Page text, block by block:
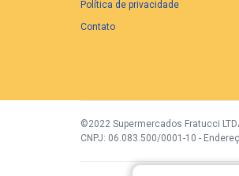
Política de privacidade
Contato
©2022 Supermercados Fratucci
CNPJ: 06.083.500/0001-10 -